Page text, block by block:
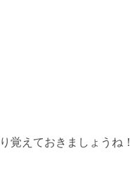
覚えておきましょうね！